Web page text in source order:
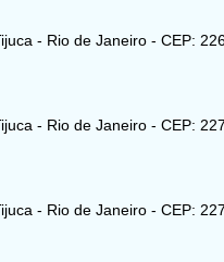
- Rio de Janeiro - CEP:
- Rio de Janeiro - CEP:
- Rio de Janeiro - CEP: